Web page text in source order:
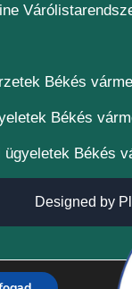
nyílik meg)
Békés
Békés
Békés
Designed by